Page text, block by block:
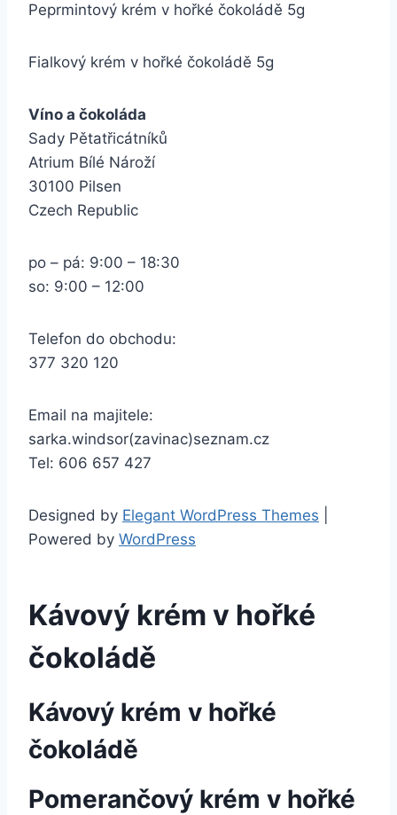
Peprmintový krém v hořké čokoládě 5g
Fialkový krém v hořké čokoládě 5g
Víno a čokoláda
Sady Pětatřicátníků
Atrium Bílé Nároží
30100 Pilsen
Czech Republic
po – pá: 9:00 – 18:30
so: 9:00 – 12:00
Telefon do obchodu:
377 320 120
Email na majitele:
sarka.windsor(zavinac)seznam.cz
Tel: 606 657 427
Designed by Elegant WordPress Themes
Powered by WordPress
Kávový krém v hořké
čokoládě
Kávový krém v hořké
čokoládě
Pomerančový krém v hořké